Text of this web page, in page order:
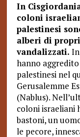
In
coloni
palestinesi
alberi di
vandalizzati.
hanno
palestinesi nel
Gerusalemme
(Nablus).
coloni israeliani
bastoni, un
le pecore,